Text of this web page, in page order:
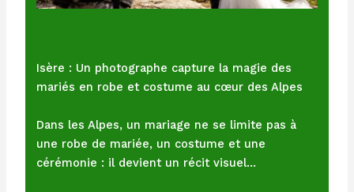
Isère : Un photographe capture la magie des
mariés en robe et costume au cœur des Alpes
Dans les Alpes, un mariage ne se limite pas à
une robe de mariée, un costume et une
cérémonie : il devient un récit visuel…